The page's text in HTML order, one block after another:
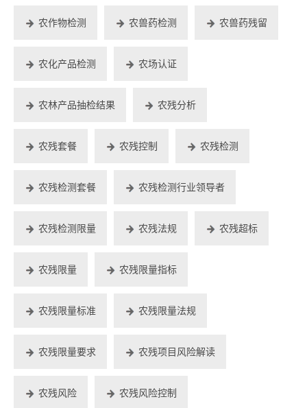
农作物检测 农兽药检测 农兽药残留
农化产品检测 农场认证
农林产品抽检结果 农残分析
农残套餐 农残控制 农残检测
农残检测套餐 农残检测行业领导者
农残检测限量 农残法规 农残超标
农残限量 农残限量指标
农残限量标准 农残限量法规
农残限量要求 农残项目风险解读
农残风险 农残风险控制